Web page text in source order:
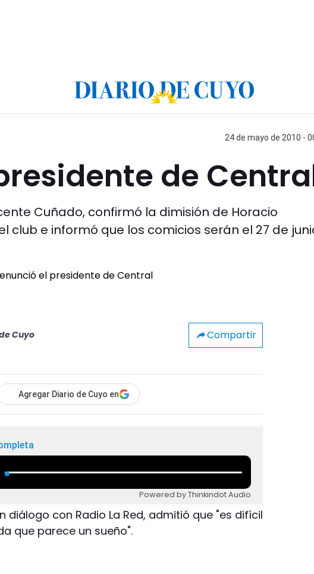
24 de mayo de 2010 -
de
Cuñado, confirmó la dimisión de Horacio
club e informó que los comicios serán el 27 de
Cuyo Compartir
Agregar Diario de Cuyo en
Powered by Thinkindot Audio
diálogo con Radio La Red, admitió que "es difícil
que parece un sueño".